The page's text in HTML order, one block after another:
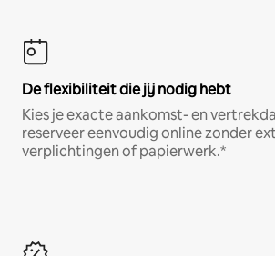
De flexibiliteit die jij nodig hebt
Kies je exacte aankomst- en
reserveer eenvoudig online zonder
verplichtingen of papierwerk.*